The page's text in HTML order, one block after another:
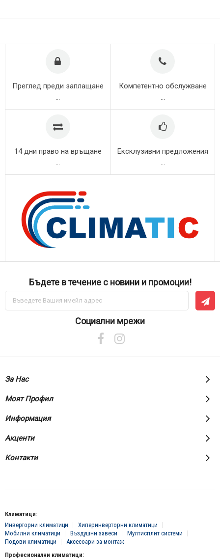
Преглед преди заплащане Компетентно обслужване
14 дни право на връщане Ексклузивни предложения
Бъдете в течение с новини и промоции!
Абонирай
за
Социални мрежи
За Нас
Моят Профил
Информация
Акценти
Контакти
Климатици:
Инверторни климатици
Хиперинверторни климатици
Мобилни климатици
Въздушни завеси
Мултисплит системи
Подови климатици
Аксесоари за монтаж
Професионални климатици: